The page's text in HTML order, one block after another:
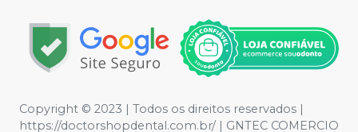
Copyright © 2023 | Todos os direitos reservados |
https://doctorshopdental.com.br/ | GNTEC COMERCIO